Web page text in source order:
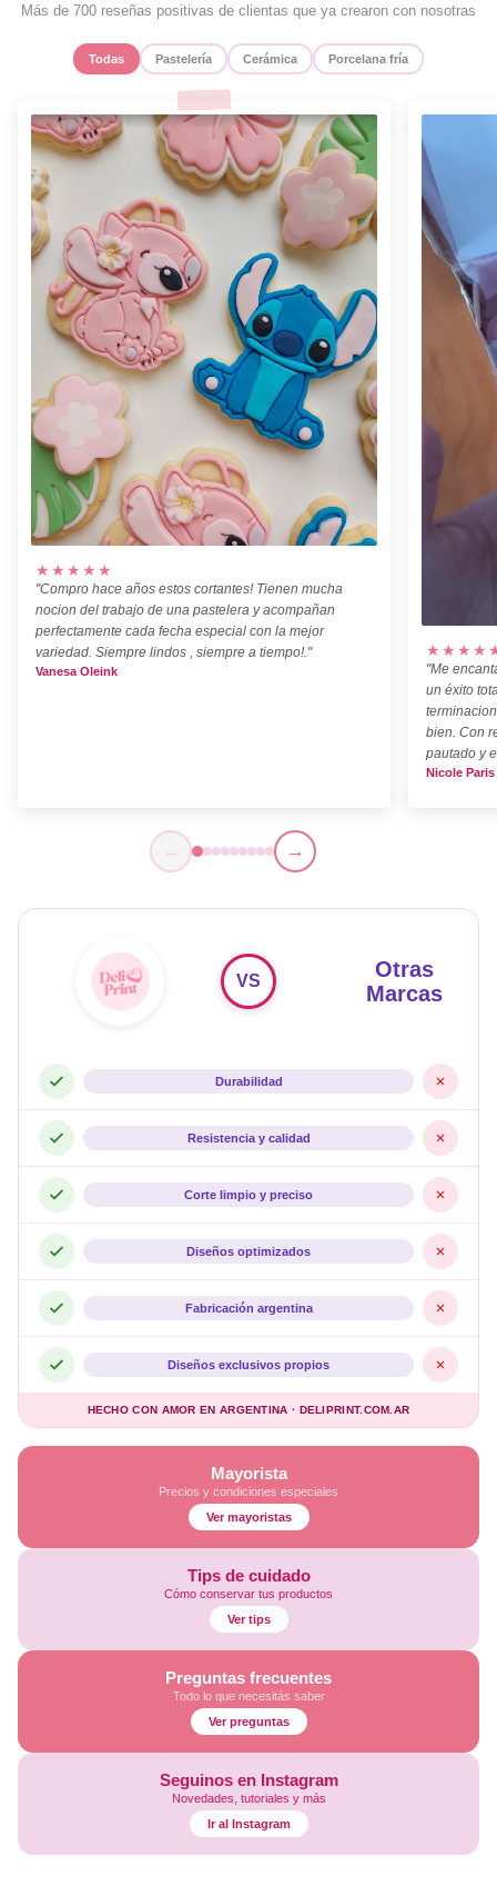
Más de 700 reseñas positivas de clientas que ya crearon con nosotras
Todas Pastelería Cerámica Porcelana fría
★★★★★
"Compro hace años estos cortantes! Tienen mucha
nocion del trabajo de una pastelera y acompañan
perfectamente cada fecha especial con la mejor
variedad. Siempre lindos , siempre a tiempo!."
Vanesa Oleink
"Me
un éxito
bien. Con
pautado y
Nicole Paris
← →
Mayorista
Precios y condiciones especiales
Ver mayoristas
Tips de cuidado
Cómo conservar tus productos
Ver tips
Preguntas frecuentes
Todo lo que necesitás saber
Ver preguntas
Seguinos en Instagram
Novedades, tutoriales y más
Ir al Instagram
Otras
Marcas
VS
Durabilidad
Resistencia y calidad
Corte limpio y preciso
Diseños optimizados
Fabricación argentina
Diseños exclusivos propios
HECHO CON AMOR EN ARGENTINA · DELIPRINT.COM.AR